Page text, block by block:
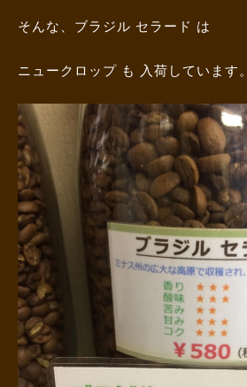
そんな、ブラジル セラード は
ニュークロップ も 入荷しています。